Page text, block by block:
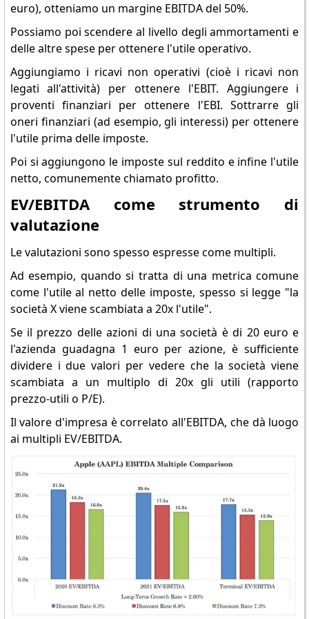
euro), otteniamo un margine EBITDA del 50%.
Possiamo poi scendere al livello degli ammortamenti e
delle altre spese per ottenere l'utile operativo.
Aggiungiamo i ricavi non operativi (cioè i ricavi non
legati all'attività) per ottenere l'EBIT. Aggiungere i
proventi finanziari per ottenere l'EBI. Sottrarre gli
oneri finanziari (ad esempio, gli interessi) per ottenere
l'utile prima delle imposte.
Poi si aggiungono le imposte sul reddito e infine l'utile
netto, comunemente chiamato profitto.
EV/EBITDA come strumento di
valutazione
Le valutazioni sono spesso espresse come multipli.
Ad esempio, quando si tratta di una metrica comune
come l'utile al netto delle imposte, spesso si legge "la
società X viene scambiata a 20x l'utile".
Se il prezzo delle azioni di una società è di 20 euro e
l'azienda guadagna 1 euro per azione, è sufficiente
dividere i due valori per vedere che la società viene
scambiata a un multiplo di 20x gli utili (rapporto
prezzo-utili o P/E).
Il valore d'impresa è correlato all'EBITDA, che dà luogo
ai multipli EV/EBITDA.